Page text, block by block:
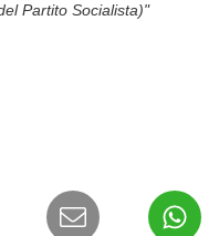
Partito Socialista)"